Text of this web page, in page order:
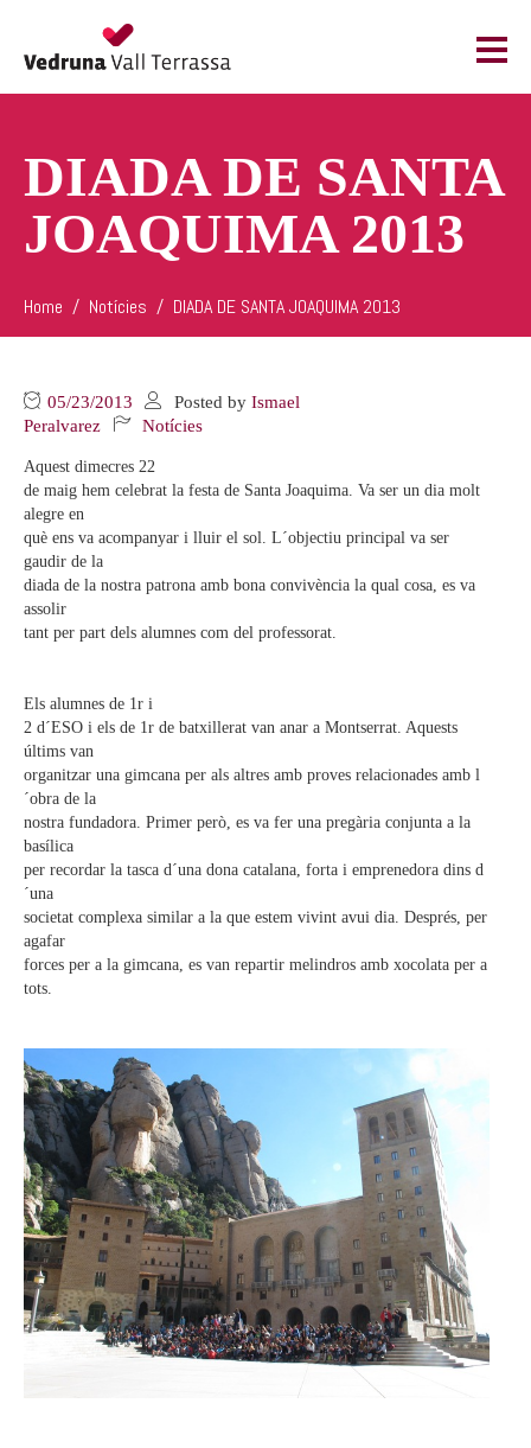
DIADA DE SANTA
JOAQUIMA 2013
Home Notícies DIADA DE SANTA JOAQUIMA 2013
05/23/2013 Posted by Ismael
Peralvarez
Notícies
Aquest dimecres 22
de maig hem celebrat la festa de Santa Joaquima. Va ser un dia molt
alegre en
què ens va acompanyar i lluir el sol. L´objectiu principal va ser
gaudir de la
diada de la nostra patrona amb bona convivència la qual cosa, es va
assolir
tant per part dels alumnes com del professorat.
Els alumnes de 1r i
2 d´ESO i els de 1r de batxillerat van anar a Montserrat. Aquests
últims van
organitzar una gimcana per als altres amb proves relacionades amb l
´obra de la
nostra fundadora. Primer però, es va fer una pregària conjunta a la
basílica
per recordar la tasca d´una dona catalana, forta i emprenedora dins d
´una
societat complexa similar a la que estem vivint avui dia. Després, per
agafar
forces per a la gimcana, es van repartir melindros amb xocolata per a
tots.